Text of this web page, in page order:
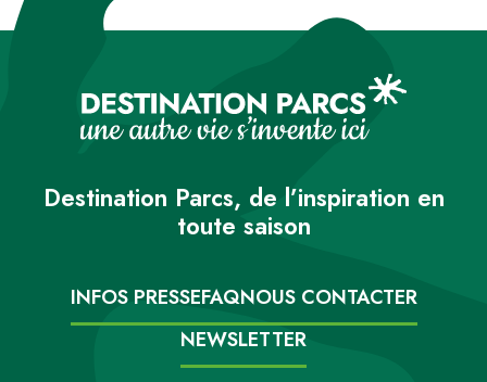
Destination Parcs, de l’inspiration en
toute saison
INFOS PRESSEFAQNOUS CONTACTER
NEWSLETTER